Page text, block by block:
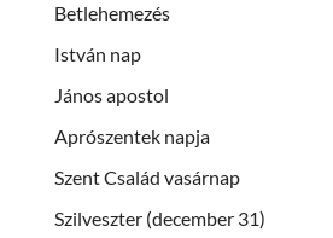
Betlehemezés
István nap
János apostol
Aprószentek napja
Szent Család vasárnap
Szilveszter (december 31)